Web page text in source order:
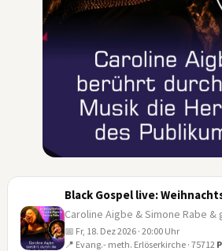
Black Gospel live:
Caroline Aigbe & Simone Rabe &
📅 Fr, 18. Dez 2026 · 20:00 Uhr
📍 Evang.- meth. Erlöserkirche · 75712